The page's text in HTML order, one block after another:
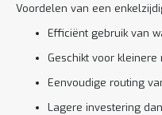
Voordelen van een
Efficiënt gebruik van
Geschikt voor
Eenvoudige routing
Lagere investering